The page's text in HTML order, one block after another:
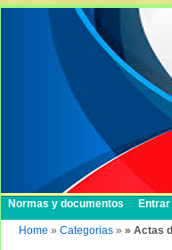
Normas y documentos Entrar
Home » Categorias » » Actas